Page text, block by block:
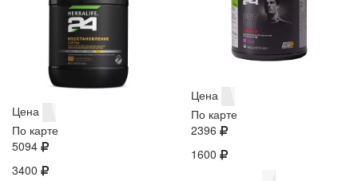
Цена
По карте
5094
3400
Цена
По карте
2396
1600